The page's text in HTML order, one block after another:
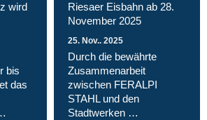
wird
bis
das
Riesaer Eisbahn ab 28.
November 2025
25. Nov.. 2025
Durch die bewährte
Zusammenarbeit
zwischen FERALPI
STAHL und den
Stadtwerken …